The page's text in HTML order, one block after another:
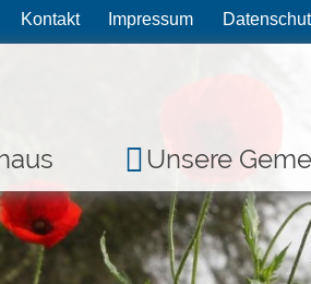
Kontakt Impressum
Unsere